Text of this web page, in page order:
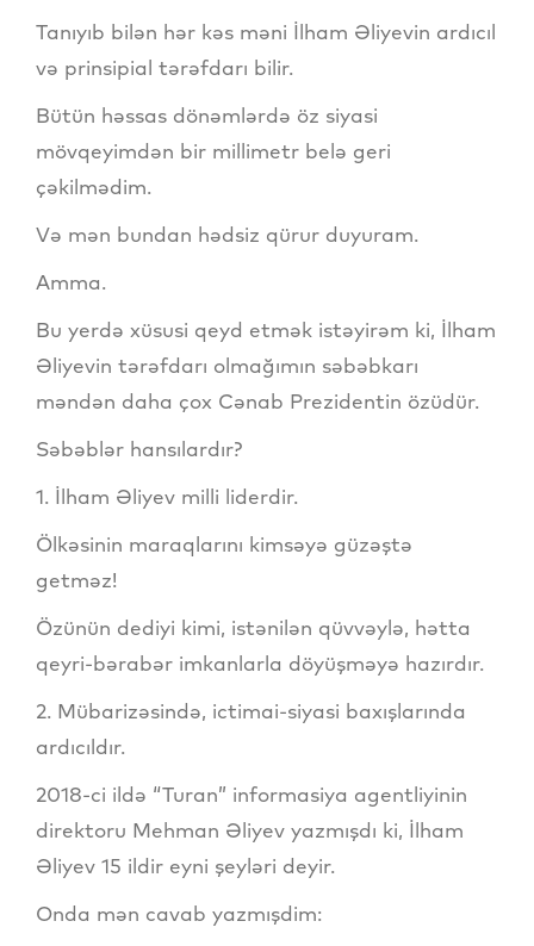
Tanıyıb bilən hər kəs məni İlham Əliyevin ardıcıl
və prinsipial tərəfdarı bilir.
Bütün həssas dönəmlərdə öz siyasi
mövqeyimdən bir millimetr belə geri
çəkilmədim.
Və mən bundan hədsiz qürur duyuram.
Amma.
Bu yerdə xüsusi qeyd etmək istəyirəm ki, İlham
Əliyevin tərəfdarı olmağımın səbəbkarı
məndən daha çox Cənab Prezidentin özüdür.
Səbəblər hansılardır?
1. İlham Əliyev milli liderdir.
Ölkəsinin maraqlarını kimsəyə güzəştə
getməz!
Özünün dediyi kimi, istənilən qüvvəylə, hətta
qeyri-bərabər imkanlarla döyüşməyə hazırdır.
2. Mübarizəsində, ictimai-siyasi baxışlarında
ardıcıldır.
2018-ci ildə “Turan” informasiya agentliyinin
direktoru Mehman Əliyev yazmışdı ki, İlham
Əliyev 15 ildir eyni şeyləri deyir.
Onda mən cavab yazmışdim: